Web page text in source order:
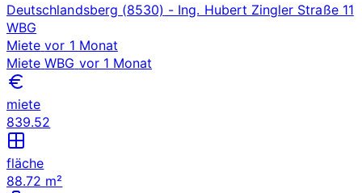
Deutschlandsberg (8530) - Ing. Hubert Zingler Straße 11
WBG
Miete vor 1 Monat
Miete WBG vor 1 Monat
miete
839.52
fläche
88.72 m²